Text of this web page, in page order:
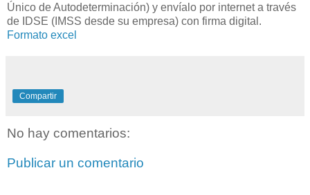
Único de Autodeterminación) y envíalo por internet a través
de IDSE (IMSS desde su empresa) con firma digital.
Formato excel
Compartir
No hay comentarios:
Publicar un comentario